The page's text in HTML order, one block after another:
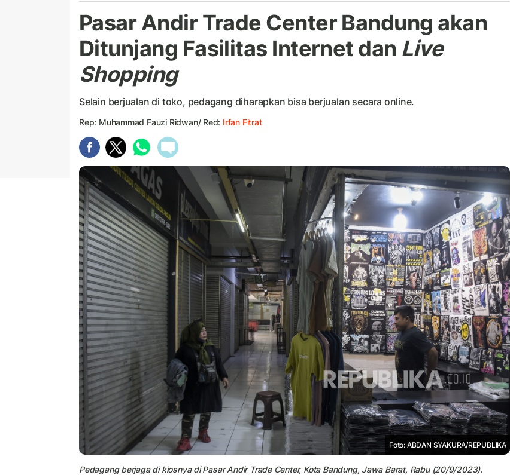
Pasar Andir Trade Center Bandung akan
Ditunjang Fasilitas Internet dan Live
Shopping
Selain berjualan di toko, pedagang diharapkan bisa berjualan secara online.
Rep: Muhammad Fauzi Ridwan/ Red: Irfan Fitrat
Foto: ABDAN SYAKURA/REPUBLIKA
Pedagang berjaga di kiosnya di Pasar Andir Trade Center, Kota Bandung, Jawa Barat, Rabu (20/9/2023).